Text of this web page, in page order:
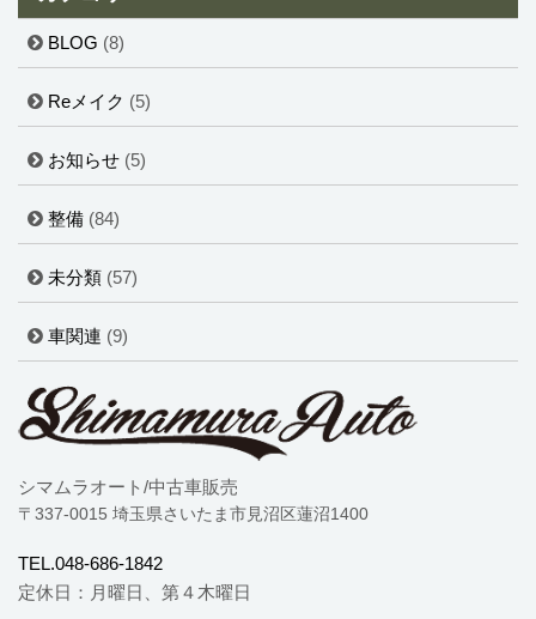
BLOG (8)
Reメイク (5)
お知らせ (5)
整備 (84)
未分類 (57)
車関連 (9)
シマムラオート/中古車販売
〒337-0015 埼玉県さいたま市見沼区蓮沼1400
TEL.048-686-1842
定休日：月曜日、第４木曜日